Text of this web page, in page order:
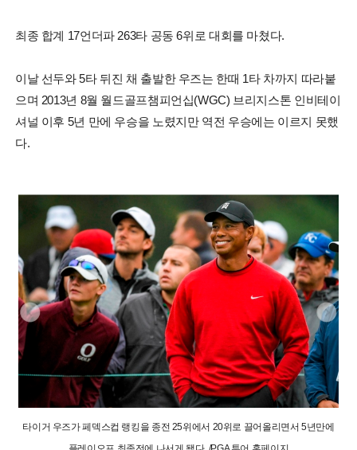
최종 합계 17언더파 263타 공동 6위로 대회를 마쳤다.
이날 선두와 5타 뒤진 채 출발한 우즈는 한때 1타 차까지 따라붙
으며 2013년 8월 월드골프챔피언십(WGC) 브리지스톤 인비테이
셔널 이후 5년 만에 우승을 노렸지만 역전 우승에는 이르지 못했
다.
타이거 우즈가 페덱스컵 랭킹을 종전 25위에서 20위로 끌어올리면서 5년만에